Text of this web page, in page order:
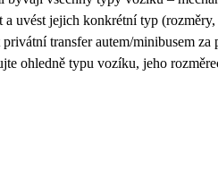
a uvést jejich konkrétní typ
transfer autem/minibusem
ohledně typu vozíku, jeho